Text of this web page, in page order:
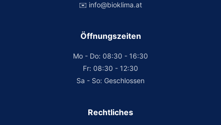
✉️ info@bioklima.at
Öffnungszeiten
Mo - Do: 08:30 - 16:30
Fr: 08:30 - 12:30
Sa - So: Geschlossen
Rechtliches